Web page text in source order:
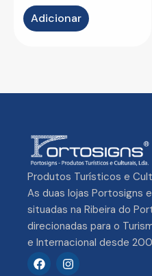
Adicionar
Produtos Turísticos e
As duas lojas Portosigns
situadas na Ribeira do
direcionadas para o
e Internacional desde
F
a
I
n